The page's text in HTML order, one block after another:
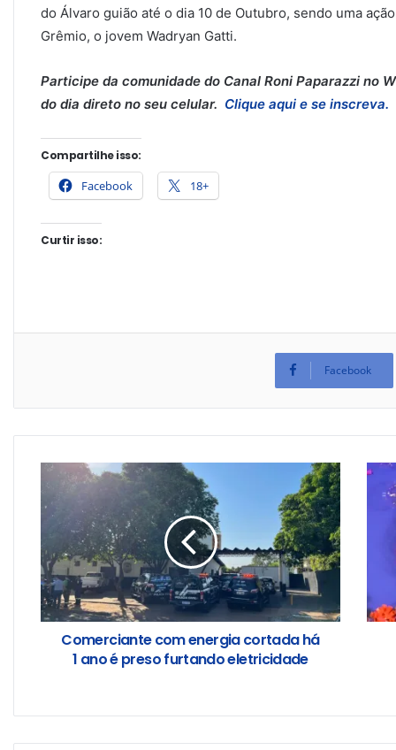
do Álvaro guião até o dia 10 de Outubro, sendo uma
Grêmio, o jovem Wadryan Gatti.
Participe da comunidade do Canal Roni Paparazzi no
do dia direto no seu celular. Clique aqui e se inscreva.
Compartilhe isso:
Facebook 18+
Curtir isso:
Facebook
Comerciante com energia cortada há
1 ano é preso furtando eletricidade